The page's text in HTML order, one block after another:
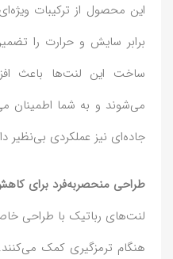
این محصول از ترکیبات
برابر سایش و حرارت را
ساخت این لنت‌ها باعث
می‌شوند و به شما
جاده‌ای نیز عملکردی بی‌نظیر
طراحی منحصربه‌فرد برای
لنت‌های رباتیک با طراحی
هنگام ترمزگیری کمک